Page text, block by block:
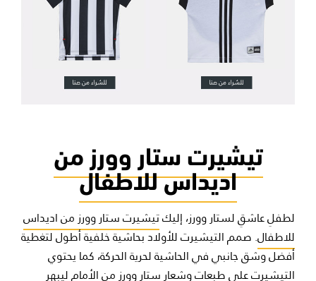
تيشيرت ستار وورز من
اديداس للاطفال
لطفلِ عاشقِ لستار وورز، إليكتيشيرت ستار وورز من اديداس
للاطفال. صمم التيشيرت للأولاد بحاشية خلفية أطول لتغطية
أفضل وشق جانبي في الحاشية لحرية الحركة، كما يحتوي
التيشيرت على طبعات وشعار ستار وورز من الأمام ليبهر